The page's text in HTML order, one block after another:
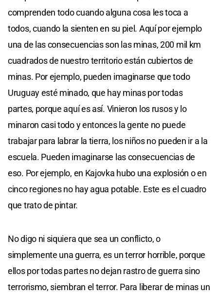
comprenden todo cuando alguna cosa les toca a
todos, cuando la sienten en su piel. Aquí por ejemplo
una de las consecuencias son las minas, 200 mil km
cuadrados de nuestro territorio están cubiertos de
minas. Por ejemplo, pueden imaginarse que todo
Uruguay esté minado, que hay minas por todas
partes, porque aquí es así. Vinieron los rusos y lo
minaron casi todo y entonces la gente no puede
trabajar para labrar la tierra, los niños no pueden ir a la
escuela. Pueden imaginarse las consecuencias de
eso. Por ejemplo, en Kajovka hubo una explosión o en
cinco regiones no hay agua potable. Este es el cuadro
que trato de pintar.
No digo ni siquiera que sea un conflicto, o
simplemente una guerra, es un terror horrible, porque
ellos por todas partes no dejan rastro de guerra sino
terrorismo, siembran el terror. Para liberar de minas un